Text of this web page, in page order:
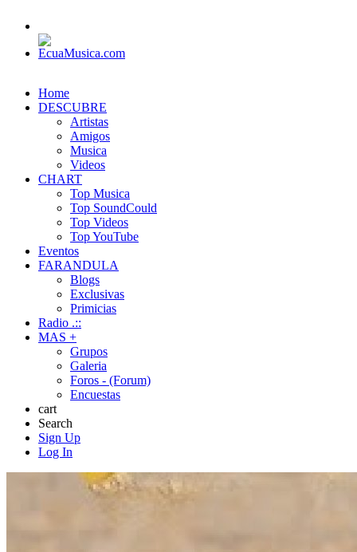
Home
DESCUBRE
Artistas
Amigos
Musica
Videos
CHART
Top Musica
Top SoundCould
Top Videos
Top YouTube
Eventos
FARANDULA
Blogs
Exclusivas
Primicias
Radio .::
MAS +
Grupos
Galeria
Foros - (Forum)
Encuestas
cart
Search
Sign Up
Log In